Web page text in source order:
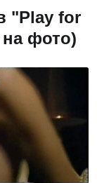
"Play for
на фото)